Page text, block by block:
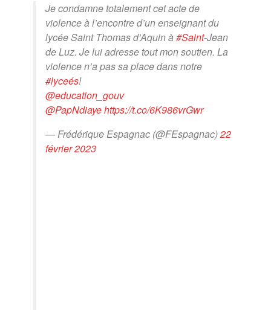
Je condamne totalement cet acte de
violence à l’encontre d’un enseignant du
lycée Saint Thomas d’Aquin à#Saint-Jean
de Luz. Je lui adresse tout mon soutien. La
violence n’a pas sa place dans notre
#lyceés!
@education_gouv
@PapNdiayehttps://t.co/6K986vrGwr
— Frédérique Espagnac (@FEspagnac)22
février 2023